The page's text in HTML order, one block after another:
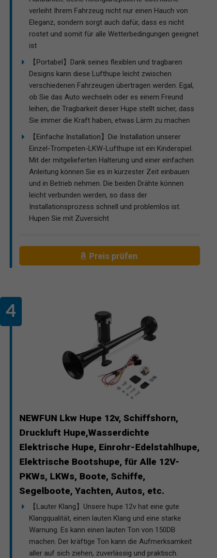
verleiht Ihrem Fahrzeug nicht nur einen Hauch von
Eleganz, sondern sorgt auch dafür, dass es nicht
rostet und somit für alle Wetterbedingungen geeignet
ist
【Portabel】Dank seines flexiblen und tragbaren
Designs kann diese Lufthupe leicht zwischen
verschiedenen Fahrzeugen übertragen werden. Egal,
ob Sie das Auto wechseln oder es einem Freund
leihen, die Tragbarkeit dieser Hupe stellt sicher, dass
Sie immer die Kraft haben, etwas Lärm zu machen
【Einfache Installation】Die Installation unserer
Einzel-Trompeten-LKW-Lufthupe ist ein Kinderspiel.
Mit der mitgelieferten Halterung und einer einfachen
Anleitung können Sie es in kürzester Zeit einbauen
und in Betrieb nehmen. Die beiden Drähte können
leicht verbunden werden, so dass der
Installationsprozess schnell und problemlos ist.
Hupen Sie mit Zuversicht
Preis prüfen
NEWFUN Lkw Hupe 12v, Schiffshorn,
Druckluft Hupe,Wasserdichte
Elektrische Hupe, Einrohr-Edelstahlhupe,
Elektrische Bootshupe, für Alle 12V-
PKWs, LKWs, Boote, Schiffe,
Segelboote, Yachten, Autos, etc.
【Lauter Klang】Unsere hupe 12v hat eine gute
Klangqualität, einen lauten Klang und eine starke
Warnung. Es kann einen lauten Ton von 150DB
machen. Der kräftige Ton kann die Aufmerksamkeit
aller auf sich ziehen, zuverlässig und praktisch.